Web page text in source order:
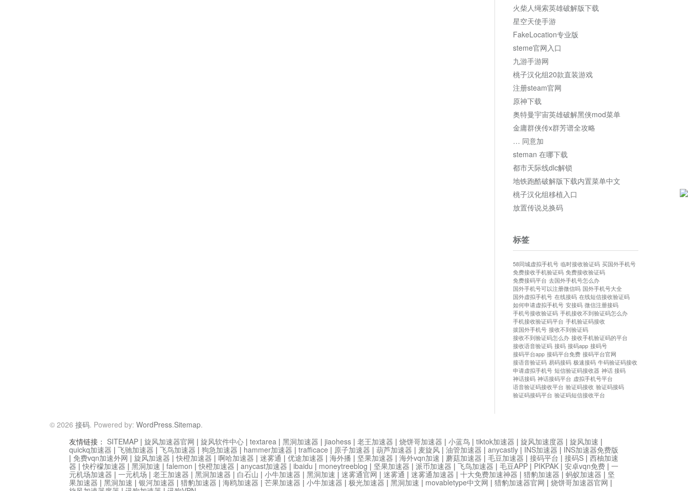
火柴人绳索英雄破解版下载
星空天使手游
FakeLocation专业版
steme官网入口
九游手游网
桃子汉化组20款直装游戏
注册steam官网
原神下载
奥特曼宇宙英雄破解黑侠mod菜单
金庸群侠传x群芳谱全攻略
… 同意加
steman 在哪下载
都市天际线dlc解锁
地铁跑酷破解版下载内置菜单中文
桃子汉化组移植入口
放置传说兑换码
标签
58同城虚拟手机号 临时接收验证码 买国外手机号
免费接收手机验证码 免费接收验证码
免费接码平台 去国外手机号怎么办
国外手机号可以注册微信吗 国外手机号大全
国外虚拟手机号 在线接码 在线短信接收验证码
如何申请虚拟手机号 安接码 微信注册接码
手机号接收验证码 手机接收不到验证码怎么办
手机接收验证码平台 手机验证码接收
拔国外手机号 接收不到验证码
接收不到验证码怎么办 接收手机验证码的平台
接收语音验证码 接码 接码app 接码号
接码平台app 接码平台免费 接码平台官网
接语音验证码 易码接码 极速接码 牛码验证码接收
申请虚拟手机号 短信验证码接收器 神话 接码
神话接码 神话接码平台 虚拟手机号平台
语音验证码接收平台 验证码接收 验证码接码
验证码接码平台 验证码短信接收平台
© 2026 接码. Powered by: WordPress.Sitemap.
友情链接： SITEMAP | 旋风加速器官网 | 旋风软件中心 | textarea | 黑洞加速器 | jiaohess | 老王加速器 | 烧饼哥加速器 | 小蓝鸟 | tiktok加速器 | 旋风加速度器 | 旋风加速 |
quickq加速器 | 飞驰加速器 | 飞鸟加速器 | 狗急加速器 | hammer加速器 | trafficace | 原子加速器 | 葫芦加速器 | 麦旋风 | 油管加速器 | anycastly | INS加速器 | INS加速器免费版
| 免费vqn加速外网 | 旋风加速器 |快橙加速器 | 啊哈加速器 | 迷雾通 | 优途加速器 | 海外播 | 坚果加速器 | 海外vqn加速 | 蘑菇加速器 | 毛豆加速器 | 接码平台 | 接码S | 西柚加速
器 |快柠檬加速器 | 黑洞加速 | falemon |快橙加速器 | anycast加速器 | ibaidu | moneytreeblog | 坚果加速器 | 派币加速器 | 飞鸟加速器 | 毛豆APP | PIKPAK | 安卓vqn免费 | 一
元机场加速器 | 一元机场 | 老王加速器 | 黑洞加速器 | 白石山 | 小牛加速器 | 黑洞加速 | 迷雾通官网 | 迷雾通 | 迷雾通加速器 | 十大免费加速神器 | 猎豹加速器 | 蚂蚁加速器 | 坚
果加速器 | 黑洞加速 | 银河加速器 | 猎豹加速器 | 海鸥加速器 | 芒果加速器 | 小牛加速器 | 极光加速器 | 黑洞加速 | movabletype中文网 | 猎豹加速器官网 | 烧饼哥加速器官网 |